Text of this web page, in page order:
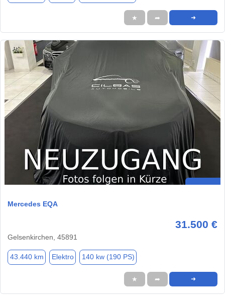
★ ➦ ➜
Mercedes EQA
31.500 €
Gelsenkirchen, 45891
43.440 km Elektro 140 kw (190 PS)
★ ➦ ➜